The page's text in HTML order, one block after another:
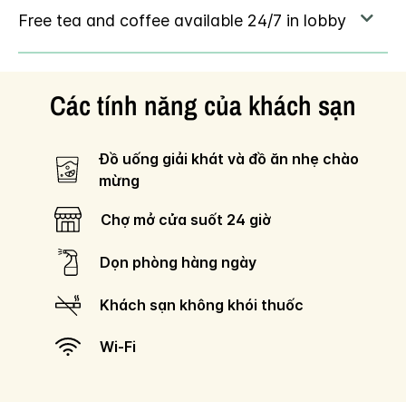
Các tính năng của khách sạn
Đồ uống giải khát và đồ ăn nhẹ chào
mừng
Chợ mở cửa suốt 24 giờ
Dọn phòng hàng ngày
Khách sạn không khói thuốc
Wi-Fi